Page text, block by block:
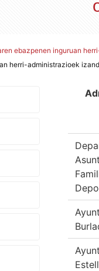
ebazpenen inguruan
herri-administrazioek